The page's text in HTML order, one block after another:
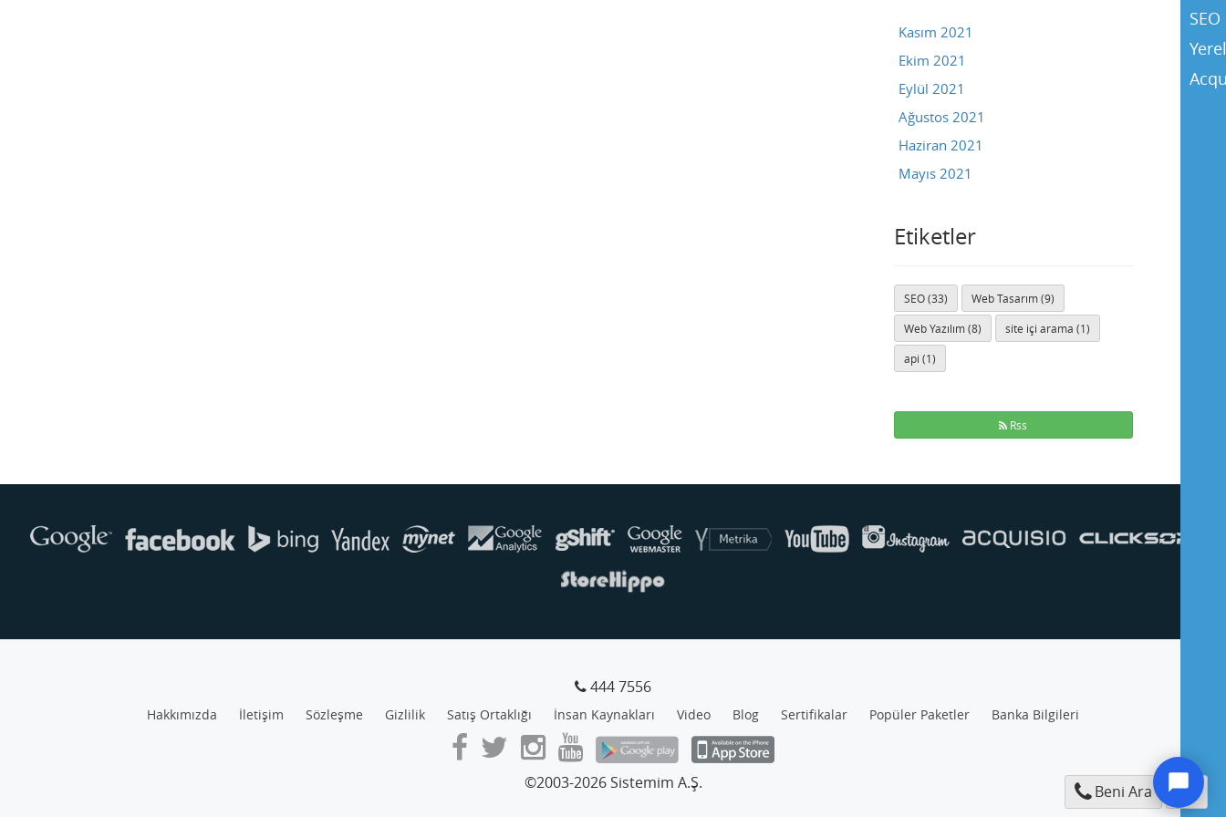
Kasım 2021
Ekim 2021
Eylül 2021
Ağustos 2021
Haziran 2021
Mayıs 2021
Etiketler
SEO (33) Web Tasarım (9)
Web Yazılım (8) site içi arama (1)
api (1)
Rss
444 7556
Hakkımızda İletişim Sözleşme Gizlilik Satış Ortaklığı İnsan Kaynakları Video Blog Sertifikalar Popüler Paketler Banka Bilgileri
©2003-2026 Sistemim A.Ş. Beni Ara
Buse
Genellikle anında yanıt verir